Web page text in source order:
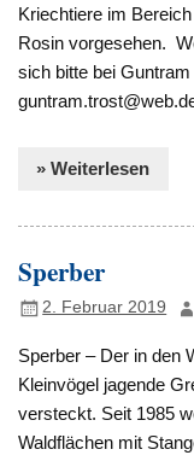
Kriechtiere im
Rosin vorgesehen.
sich bitte bei
» Weiterlesen
Sperber
2. Februar 2019
Sperber – Der in den
Kleinvögel jagende
versteckt. Seit 1985
Waldflächen mit